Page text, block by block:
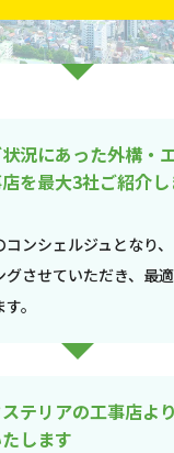
況にあった外構・
を最大3社ご紹介
コンシェルジュとなり
グさせていただき、最
。
テリアの工事店よ
します